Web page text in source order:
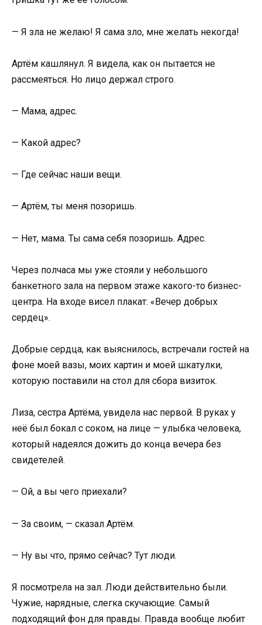
— Я зла не желаю! Я сама зло, мне желать некогда!
Артём кашлянул. Я видела, как он пытается не
рассмеяться. Но лицо держал строго.
— Мама, адрес.
— Какой адрес?
— Где сейчас наши вещи.
— Артём, ты меня позоришь.
— Нет, мама. Ты сама себя позоришь. Адрес.
Через полчаса мы уже стояли у небольшого
банкетного зала на первом этаже какого-то бизнес-
центра. На входе висел плакат: «Вечер добрых
сердец».
Добрые сердца, как выяснилось, встречали гостей на
фоне моей вазы, моих картин и моей шкатулки,
которую поставили на стол для сбора визиток.
Лиза, сестра Артёма, увидела нас первой. В руках у
неё был бокал с соком, на лице — улыбка человека,
который надеялся дожить до конца вечера без
свидетелей.
— Ой, а вы чего приехали?
— За своим, — сказал Артём.
— Ну вы что, прямо сейчас? Тут люди.
Я посмотрела на зал. Люди действительно были.
Чужие, нарядные, слегка скучающие. Самый
подходящий фон для правды. Правда вообще любит